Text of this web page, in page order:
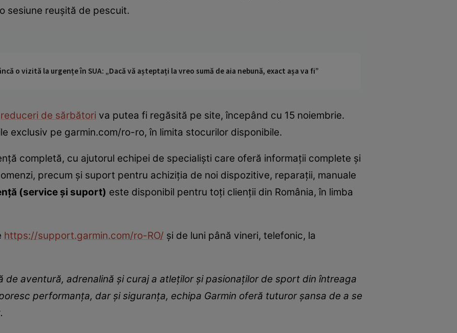
sesiune reușită de pescuit.
o vizită la urgențe în SUA: „Dacă vă așteptați la vreo sumă de aia nebună, exact așa va fi”
reduceri de sărbători va putea fi regăsită pe site, începând cu 15 noiembrie.
exclusiv pe garmin.com/ro-ro, în limita stocurilor disponibile.
completă, cu ajutorul echipei de specialiști care oferă informații complete și
precum și suport pentru achiziția de noi dispozitive, reparații, manuale
(service și suport) este disponibil pentru toți clienții din România, în limba
https://support.garmin.com/ro-RO/ și de luni până vineri, telefonic, la
de aventură, adrenalină și curaj a atleților și pasionaților de sport din întreaga
performanța, dar și siguranța, echipa Garmin oferă tuturor șansa de a se